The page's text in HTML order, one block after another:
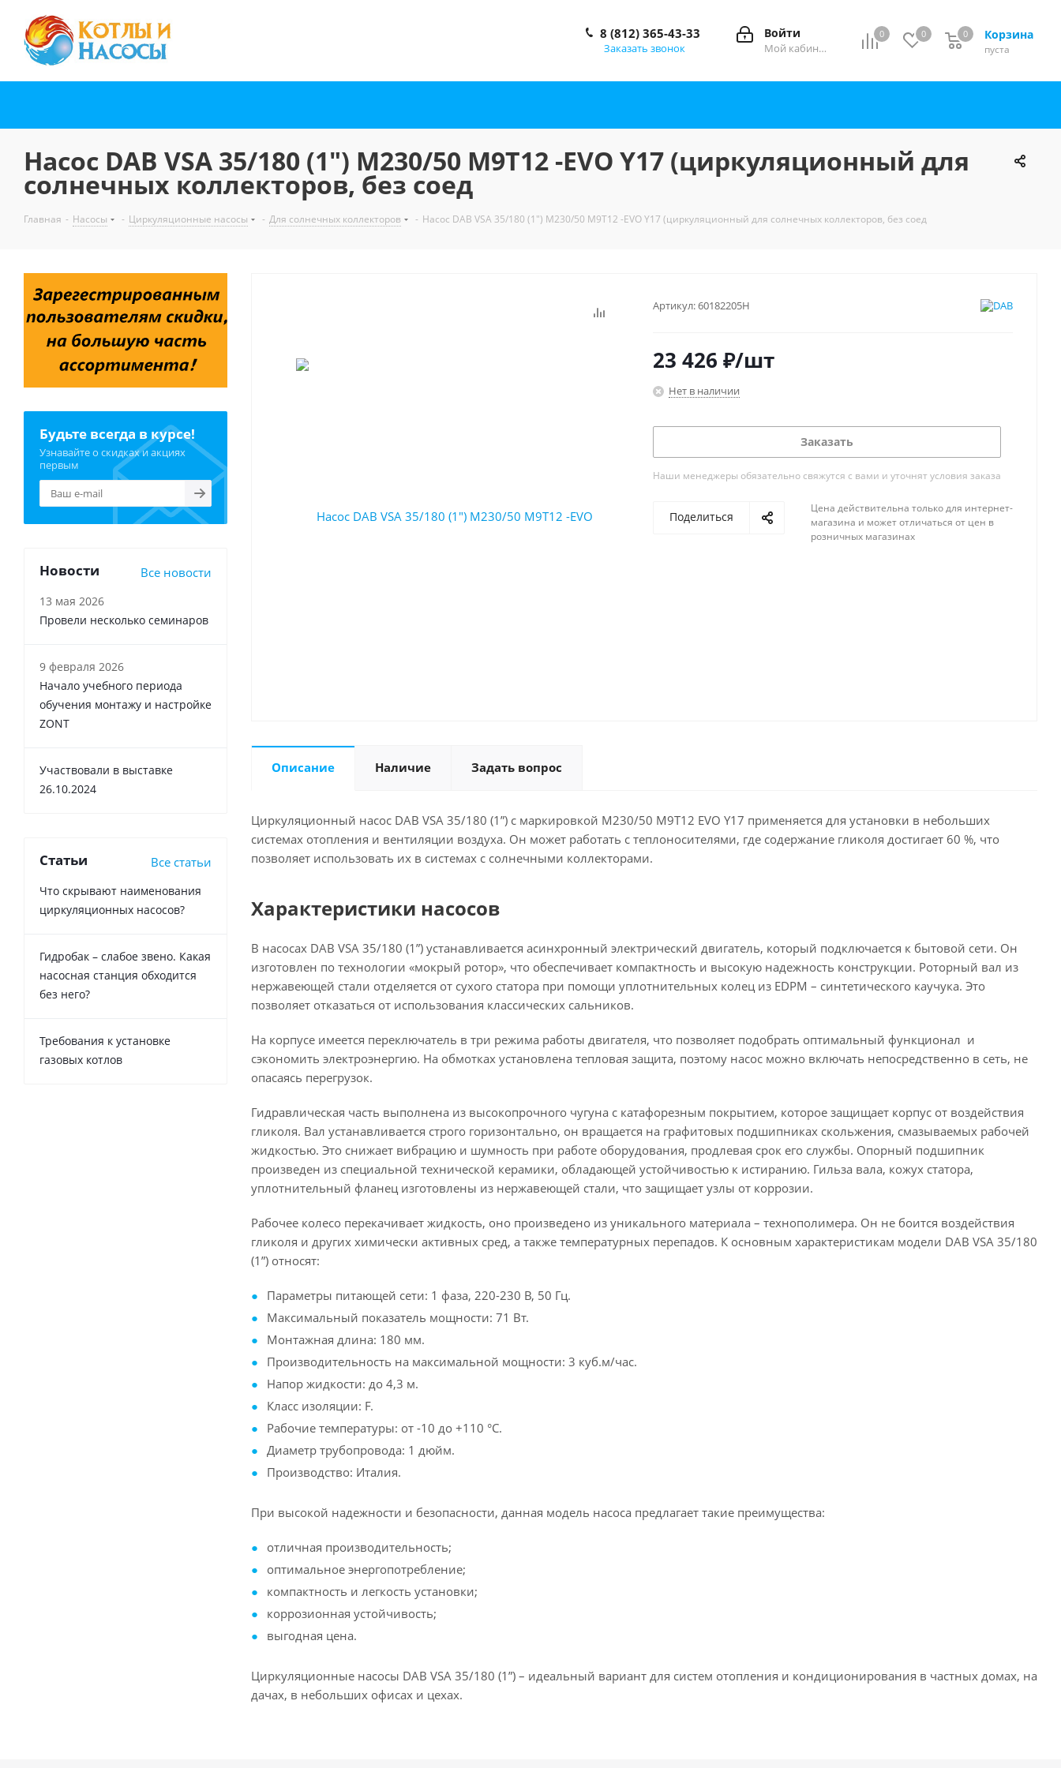
0 0 Корзина
0
пуста
0
Войти
Мой кабинет
8 (812) 365-43-33
Заказать звонок
Насос DAB VSA 35/180 (1") M230/50 M9T12 -EVO Y17 (циркуляционный для
солнечных коллекторов, без соед
Главная - Насосы - Циркуляционные насосы - Для солнечных коллекторов - Насос DAB VSA 35/180 (1") M230/50 M9T12 -EVO Y17 (циркуляционный для солнечных коллекторов, без соед
Артикул:60182205H
23 426 ₽/шт
Нет в наличии
Заказать
Наши менеджеры обязательно свяжутся с вами и уточнят условия заказа
Поделиться
Цена действительна только для интернет-
магазина и может отличаться от цен в
розничных магазинах
Описание Наличие Задать вопрос
Циркуляционный насос DAB VSA 35/180 (1”) с маркировкой M230/50 M9T12 EVO Y17 применяется для установки в небольших
системах отопления и вентиляции воздуха. Он может работать с теплоносителями, где содержание гликоля достигает 60 %, что
позволяет использовать их в системах с солнечными коллекторами.
Характеристики насосов
В насосах DAB VSA 35/180 (1”) устанавливается асинхронный электрический двигатель, который подключается к бытовой сети. Он
изготовлен по технологии «мокрый ротор», что обеспечивает компактность и высокую надежность конструкции. Роторный вал из
нержавеющей стали отделяется от сухого статора при помощи уплотнительных колец из EDPM – синтетического каучука. Это
позволяет отказаться от использования классических сальников.
На корпусе имеется переключатель в три режима работы двигателя, что позволяет подобрать оптимальный функционал и
сэкономить электроэнергию. На обмотках установлена тепловая защита, поэтому насос можно включать непосредственно в сеть, не
опасаясь перегрузок.
Гидравлическая часть выполнена из высокопрочного чугуна с катафорезным покрытием, которое защищает корпус от воздействия
гликоля. Вал устанавливается строго горизонтально, он вращается на графитовых подшипниках скольжения, смазываемых рабочей
жидкостью. Это снижает вибрацию и шумность при работе оборудования, продлевая срок его службы. Опорный подшипник
произведен из специальной технической керамики, обладающей устойчивостью к истиранию. Гильза вала, кожух статора,
уплотнительный фланец изготовлены из нержавеющей стали, что защищает узлы от коррозии.
Рабочее колесо перекачивает жидкость, оно произведено из уникального материала – технополимера. Он не боится воздействия
гликоля и других химически активных сред, а также температурных перепадов. К основным характеристикам модели DAB VSA 35/180
(1”) относят:
Параметры питающей сети: 1 фаза, 220-230 В, 50 Гц.
Максимальный показатель мощности: 71 Вт.
Монтажная длина: 180 мм.
Производительность на максимальной мощности: 3 куб.м/час.
Напор жидкости: до 4,3 м.
Класс изоляции: F.
Рабочие температуры: от -10 до +110 °С.
Диаметр трубопровода: 1 дюйм.
Производство: Италия.
При высокой надежности и безопасности, данная модель насоса предлагает такие преимущества:
отличная производительность;
оптимальное энергопотребление;
компактность и легкость установки;
коррозионная устойчивость;
выгодная цена.
Циркуляционные насосы DAB VSA 35/180 (1”) – идеальный вариант для систем отопления и кондиционирования в частных домах, на
дачах, в небольших офисах и цехах.
Будьте всегда в курсе!
Узнавайте о скидках и акциях
первым
Новости Все новости
13 мая 2026
Провели несколько семинаров
9 февраля 2026
Начало учебного периода
обучения монтажу и настройке
ZONT
Участвовали в выставке
26.10.2024
Статьи Все статьи
Что скрывают наименования
циркуляционных насосов?
Гидробак – слабое звено. Какая
насосная станция обходится
без него?
Требования к установке
газовых котлов